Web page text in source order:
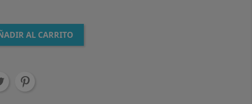
AL CARRITO